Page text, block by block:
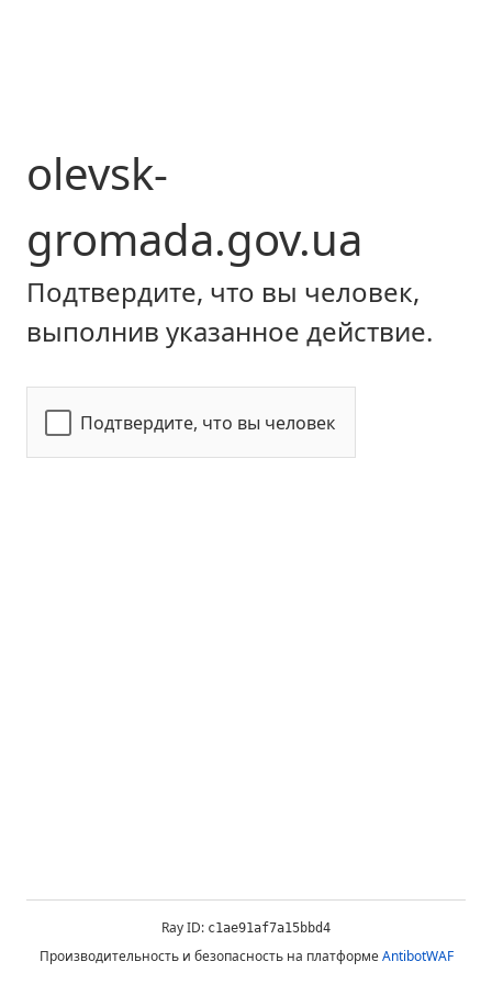
olevsk-
gromada.gov.ua
Подтвердите, что вы человек,
выполнив указанное действие.
Подтвердите, что вы человек
Ray ID: c1ae91af7a15bbd4
Производительность и безопасность на платформеAntibotWAF